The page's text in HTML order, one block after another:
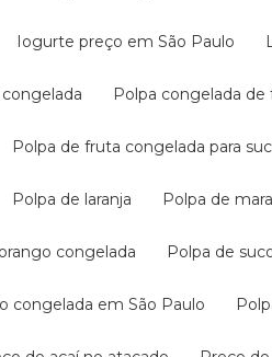
Iogurte preço em São Paulo
congelada Polpa congelada
Polpa de fruta congelada para
Polpa de laranja Polpa de
congelada Polpa de
congelada em São Paulo